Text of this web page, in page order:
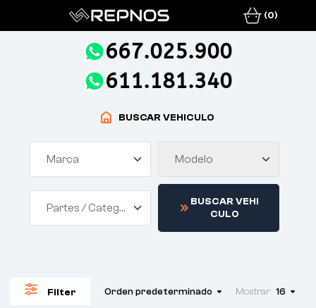
(0)
667.025.900
611.181.340
BUSCAR VEHICULO
Marca Modelo
Partes / Categorías BUSCAR VEHI
CULO
Filter Orden predeterminado Mostrar 16